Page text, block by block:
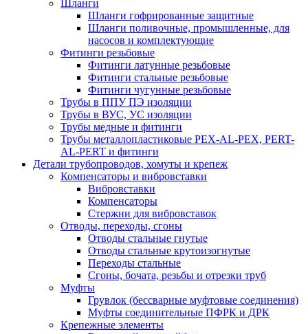
Шланги
Шланги гофрированные защитные
Шланги поливочные, промышленные, для
насосов и комплектующие
Фитинги резьбовые
Фитинги латунные резьбовые
Фитинги стальные резьбовые
Фитинги чугунные резьбовые
Трубы в ППУ ПЭ изоляции
Трубы в ВУС, УС изоляции
Трубы медные и фитинги
Трубы металлопластиковые PEX-AL-PEX, PERT-
AL-PERT и фитинги
Детали трубопроводов, хомуты и крепеж
Компенсаторы и вибровставки
Вибровставки
Компенсаторы
Стержни для вибровставок
Отводы, переходы, сгоны
Отводы стальные гнутые
Отводы стальные крутоизогнутые
Переходы стальные
Сгоны, бочата, резьбы и отрезки труб
Муфты
Грувлок (бессварные муфтовые соединения)
Муфты соединительные ПФРК и ДРК
Крепежные элементы